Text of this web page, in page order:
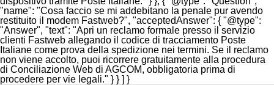
"name": "Cosa faccio se mi addebitano la penale pur avendo
restituito il modem Fastweb?", "acceptedAnswer": { "@type":
"Answer", "text": "Apri un reclamo formale presso il servizio
clienti Fastweb allegando il codice di tracciamento Poste
Italiane come prova della spedizione nei termini. Se il reclamo
non viene accolto, puoi ricorrere gratuitamente alla procedura
di Conciliazione Web di AGCOM, obbligatoria prima di
procedere per vie legali." } } ] }